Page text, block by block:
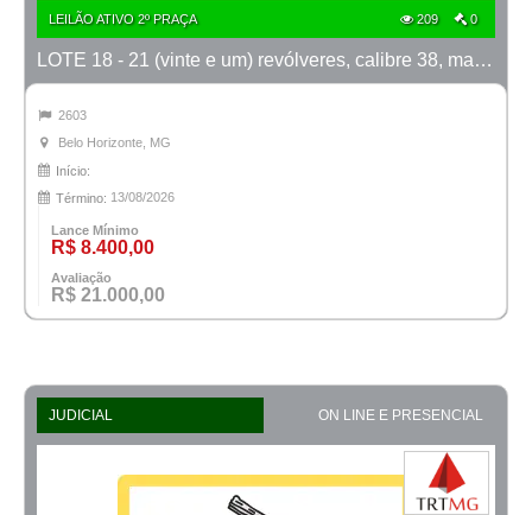
LEILÃO ATIVO 2º PRAÇA 209 0
LOTE 18 - 21 (vinte e um) revólveres, calibre 38, marca Taurus
2603
Belo Horizonte, MG
Início:
Término: 13/08/2026
Lance Mínimo
R$ 8.400,00
Avaliação
R$ 21.000,00
JUDICIAL ON LINE E PRESENCIAL